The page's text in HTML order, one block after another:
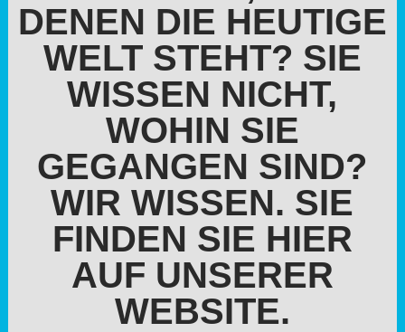
DENEN DIE HEUTIGE
WELT STEHT? SIE
WISSEN NICHT,
WOHIN SIE
GEGANGEN SIND?
WIR WISSEN. SIE
FINDEN SIE HIER
AUF UNSERER
WEBSITE.